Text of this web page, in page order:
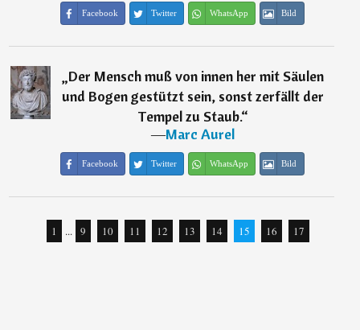
Facebook Twitter WhatsApp Bild
„Der Mensch muß von innen her mit Säulen
und Bogen gestützt sein, sonst zerfällt der
Tempel zu Staub.“
―Marc Aurel
Facebook Twitter WhatsApp Bild
1 ... 9 10 11 12 13 14 15 16 17